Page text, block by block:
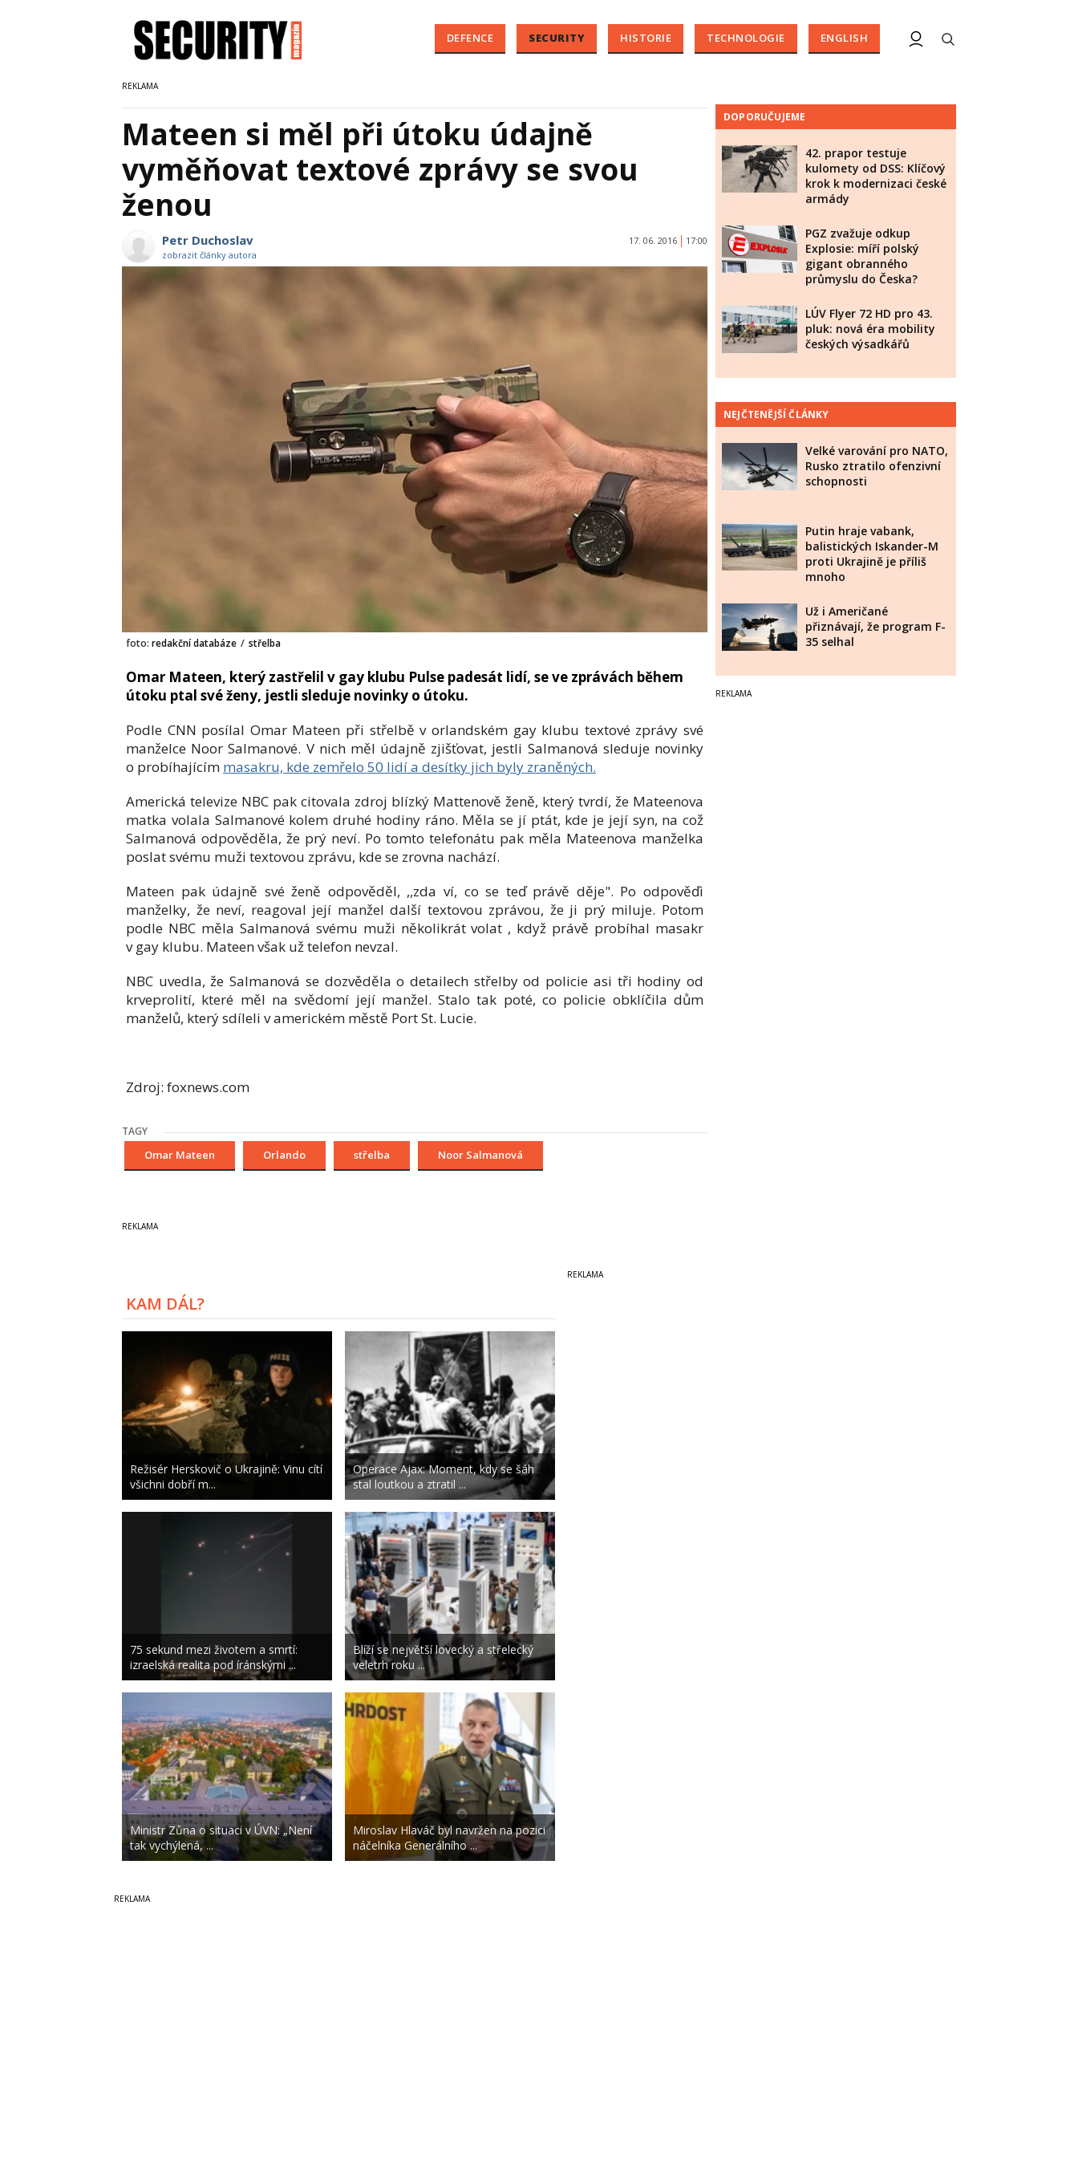
DEFENCE SECURITY HISTORIE TECHNOLOGIE ENGLISH
Mateen si měl při útoku údajně
vyměňovat textové zprávy se svou
ženou
Petr Duchoslav
zobrazit články autora
17. 06. 2016 17:00
foto: redakční databáze / střelba
Omar Mateen, který zastřelil v gay klubu Pulse padesát lidí, se ve zprávách během
útoku ptal své ženy, jestli sleduje novinky o útoku.
Podle CNN posílal Omar Mateen při střelbě v orlandském gay klubu textové zprávy své
manželce Noor Salmanové. V nich měl údajně zjišťovat, jestli Salmanová sleduje novinky
o probíhajícím masakru, kde zemřelo 50 lidí a desítky jich byly zraněných.
Americká televize NBC pak citovala zdroj blízký Mattenově ženě, který tvrdí, že Mateenova
matka volala Salmanové kolem druhé hodiny ráno. Měla se jí ptát, kde je její syn, na což
Salmanová odpověděla, že prý neví. Po tomto telefonátu pak měla Mateenova manželka
poslat svému muži textovou zprávu, kde se zrovna nachází.
Mateen pak údajně své ženě odpověděl, ,,zda ví, co se teď právě děje". Po odpověďi
manželky, že neví, reagoval její manžel další textovou zprávou, že ji prý miluje. Potom
podle NBC měla Salmanová svému muži několikrát volat , když právě probíhal masakr
v gay klubu. Mateen však už telefon nevzal.
NBC uvedla, že Salmanová se dozvěděla o detailech střelby od policie asi tři hodiny od
krveprolití, které měl na svědomí její manžel. Stalo tak poté, co policie obklíčila dům
manželů, který sdíleli v americkém městě Port St. Lucie.
Zdroj: foxnews.com
TAGY
Omar Mateen Orlando střelba Noor Salmanová
DOPORUČUJEME
42. prapor testuje
kulomety od DSS: Klíčový
krok k modernizaci české
armády
PGZ zvažuje odkup
Explosie: míří polský
gigant obranného
průmyslu do Česka?
LÚV Flyer 72 HD pro 43.
pluk: nová éra mobility
českých výsadkářů
NEJČTENĚJŠÍ ČLÁNKY
Velké varování pro NATO,
Rusko ztratilo ofenzivní
schopnosti
Putin hraje vabank,
balistických Iskander-M
proti Ukrajině je příliš
mnoho
Už i Američané
přiznávají, že program F-
35 selhal
KAM DÁL?
Režisér Herskovič o Ukrajině: Vinu cítí
všichni dobří m...
75 sekund mezi životem a smrtí:
izraelská realita pod íránskými ...
Ministr Zůna o situaci v ÚVN: „Není
tak vychýlená, ...
Operace Ajax: Moment, kdy se šáh
stal loutkou a ztratil ...
Blíží se největší lovecký a střelecký
veletrh roku ...
Miroslav Hlaváč byl navržen na pozici
náčelníka Generálního ...